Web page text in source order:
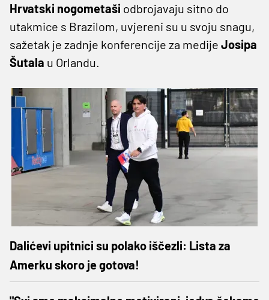
Hrvatski nogometaši odbrojavaju sitno do
utakmice s Brazilom, uvjereni su u svoju snagu,
sažetak je zadnje konferencije za medije Josipa
Šutala u Orlandu.
Dalićevi upitnici su polako iščezli: Lista za
Amerku skoro je gotova!